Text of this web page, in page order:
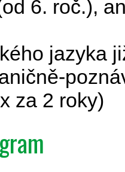
6. roč.),
jazyka
za 2 roky)